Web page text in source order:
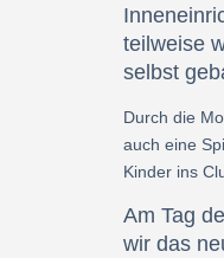
teilweise
selbst
Durch die
auch eine
Kinder ins
Am Tag
wir das